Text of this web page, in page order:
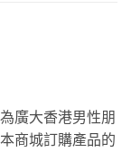
廣大香港男性朋
商城訂購產品的